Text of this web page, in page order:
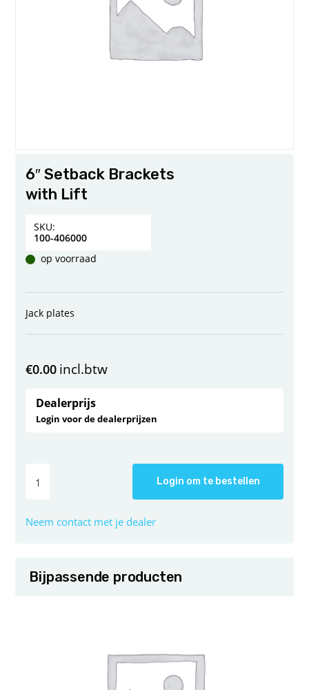
6″ Setback Brackets
with Lift
SKU:
100-406000
op voorraad
Jack plates
€0.00 incl.btw
Dealerprijs
Login voor de dealerprijzen
Login om te bestellen
Neem contact met je dealer
Bijpassende producten